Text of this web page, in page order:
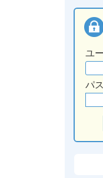
ユ
パ